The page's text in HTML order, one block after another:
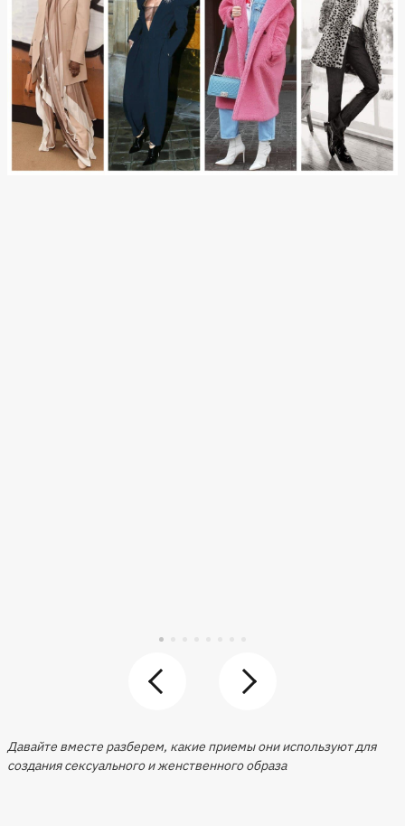
Давайте вместе разберем, какие приемы они используют для
создания сексуального и женственного образа